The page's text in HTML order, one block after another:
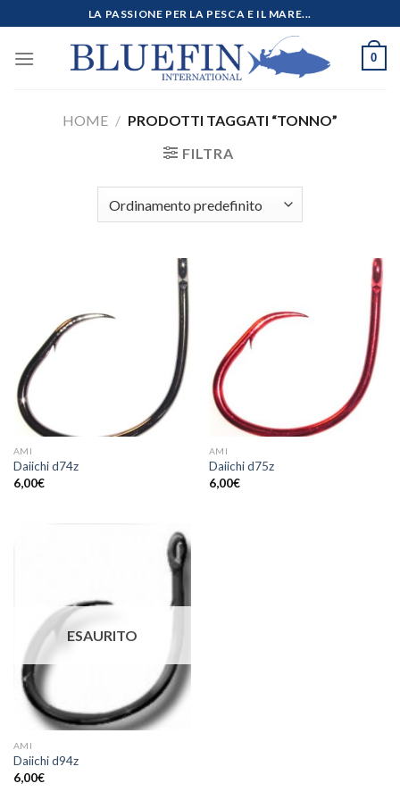
ai
contenuti
LA PASSIONE PER LA PESCA E IL MARE...
0
HOME / PRODOTTI TAGGATI “TONNO”
FILTRA
AMI
Daiichi d74z
6,00€
AMI
Daiichi d75z
6,00€
ESAURITO
AMI
Daiichi d94z
6,00€